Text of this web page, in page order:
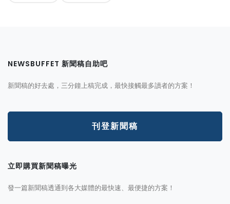
NEWSBUFFET 新聞稿自助吧
新聞稿的好去處，三分鐘上稿完成，最快接觸最多讀者的方案！
刊登新聞稿
立即購買新聞稿曝光
發一篇新聞稿透通到各大媒體的最快速、最便捷的方案！